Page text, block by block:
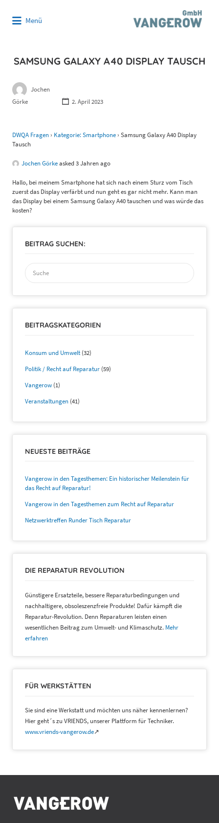
Menü
SAMSUNG GALAXY A40 DISPLAY TAUSCH
Jochen
Görke
2. April 2023
DWQA Fragen › Kategorie: Smartphone › Samsung Galaxy A40 Display
Tausch
Jochen Görkeasked 3 Jahren ago
Hallo, bei meinem Smartphone hat sich nach einem Sturz vom Tisch
zuerst das Display verfärbt und nun geht es gar nicht mehr. Kann man
das Display bei einem Samsung Galaxy A40 tauschen und was würde das
kosten?
BEITRAG SUCHEN:
Suchen
nach:
BEITRAGSKATEGORIEN
Konsum und Umwelt(32)
Politik / Recht auf Reparatur (59)
Vangerow (1)
Veranstaltungen (41)
NEUESTE BEITRÄGE
Vangerow in den Tagesthemen: Ein historischer Meilenstein für
das Recht auf Reparatur!
Vangerow in den Tagesthemen zum Recht auf Reparatur
Netzwerktreffen Runder Tisch Reparatur
DIE REPARATUR REVOLUTION
Günstigere Ersatzteile, bessere Reparaturbedingungen und
nachhaltigere, obsoleszenzfreie Produkte! Dafür kämpft die
Reparatur-Revolution. Denn Reparaturen leisten einen
wesentlichen Beitrag zum Umwelt- und Klimaschutz. Mehr
erfahren
FÜR WERKSTÄTTEN
Sie sind eine Werkstatt und möchten uns näher kennenlernen?
Hier geht´s zu VRIENDS, unserer Plattform für Techniker.
www.vriends-vangerow.de↗